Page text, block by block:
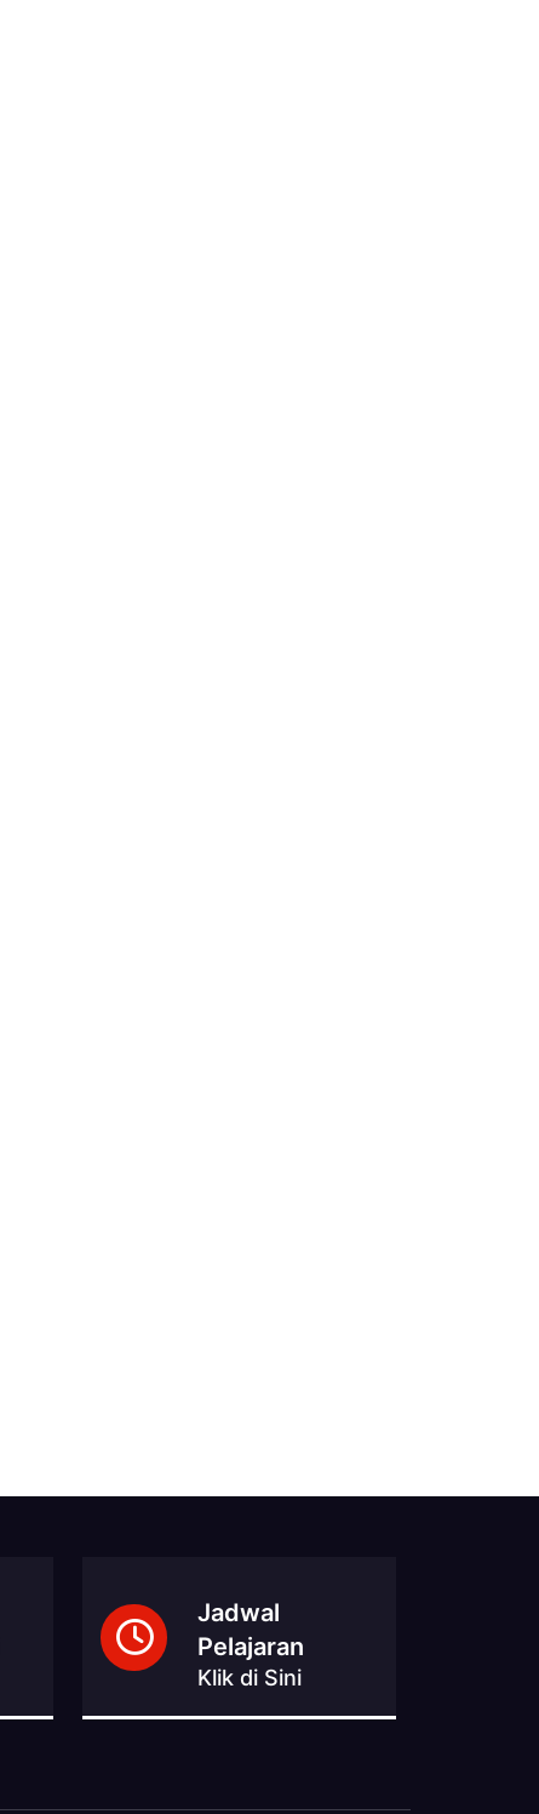
Jadwal
Pelajaran
Klik di Sini